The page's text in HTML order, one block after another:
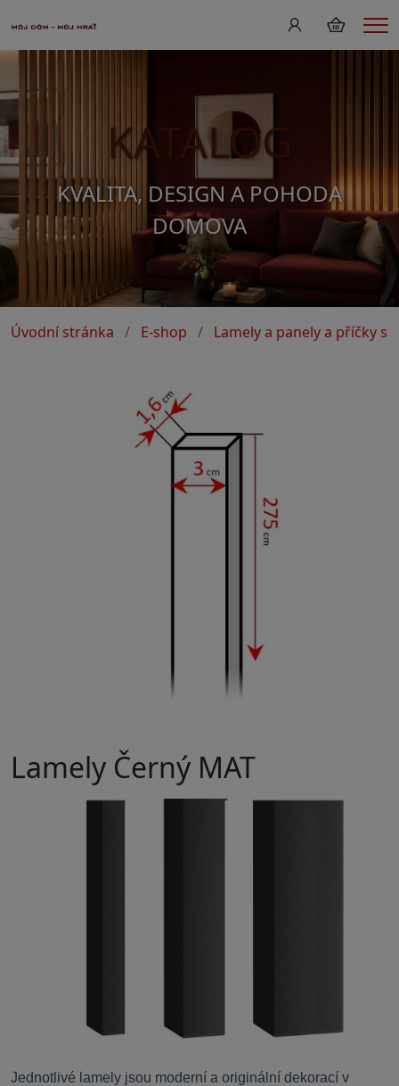
KATALOG
KVALITA, DESIGN A POHODA
DOMOVA
Úvodní stránka E-shop Lamely a panely a příčky
Lamely Černý MAT
Jednotlivé lamely jsou moderní a originální dekorací v